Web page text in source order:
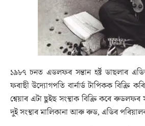
১৯৮৭ চনত এডলফৰ সন্তান হৰ্ষ্ট ডাছলাৰ
ফৰাছী উদ্যোগপতি বাৰ্নাৰ্ড টাপিকক বিক্ৰি
শ্বেয়াৰ এটা ছুইছ সংস্থাক বিক্ৰি কৰে ৰুডলফৰ
দুই সংস্থাৰ মালিকানা আৰু ৰুড, এডিৰ